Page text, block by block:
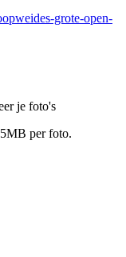
grote-open-
je foto's
per foto.